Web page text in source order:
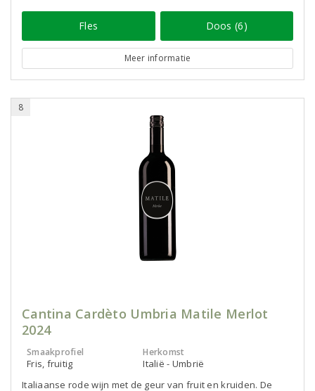
Fles Doos (6)
Meer informatie
8
Cantina Cardèto Umbria Matile Merlot
2024
Smaakprofiel
Fris, fruitig
Herkomst
Italië - Umbrië
Italiaanse rode wijn met de geur van fruit en kruiden. De